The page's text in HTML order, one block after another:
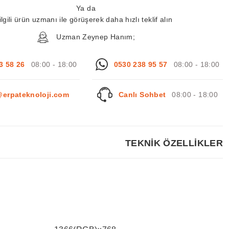
Ya da
ilgili ürün uzmanı ile görüşerek daha hızlı teklif alın
Uzman Zeynep Hanım;
58 26 08:00 - 18:00 0530 238 95 57 08:00 - 18:00
Canlı Sohbet 08:00 - 18:00
TEKNİK ÖZELLİKLER